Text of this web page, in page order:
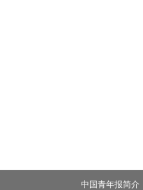
中国青年报简介